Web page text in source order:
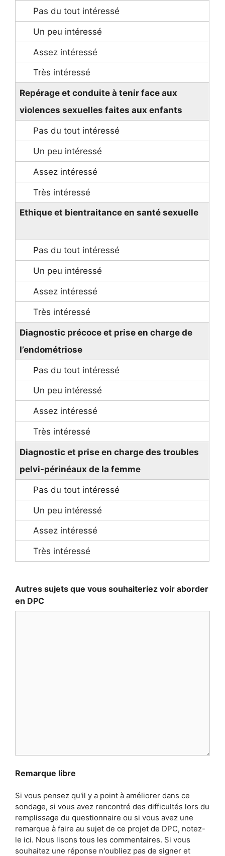
Repérage et conduite à tenir face aux
violences sexuelles faites aux enfants
Ethique et bientraitance en santé sexuelle
Diagnostic précoce et prise en charge de
l’endométriose
Diagnostic et prise en charge des troubles
pelvi-périnéaux de la femme
Autres sujets que vous souhaiteriez voir aborder
en DPC
Remarque libre
Si vous pensez qu'il y a point à améliorer dans ce
sondage, si vous avez rencontré des difficultés lors du
remplissage du questionnaire ou si vous avez une
remarque à faire au sujet de ce projet de DPC, notez-
le ici. Nous lisons tous les commentaires. Si vous
souhaitez une réponse n'oubliez pas de signer et